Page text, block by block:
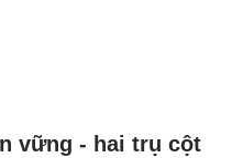
vững - hai trụ cột